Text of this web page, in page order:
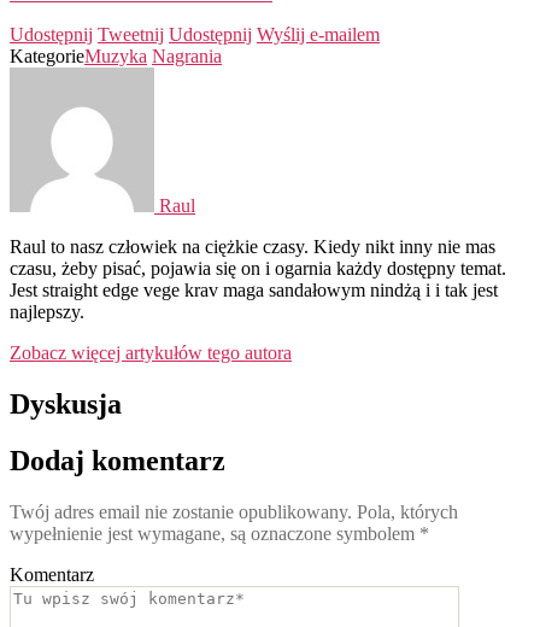
Udostępnij Tweetnij Udostępnij Wyślij e-mailem
KategorieMuzyka Nagrania
Raul
Raul to nasz człowiek na ciężkie czasy. Kiedy nikt inny nie mas
czasu, żeby pisać, pojawia się on i ogarnia każdy dostępny temat.
Jest straight edge vege krav maga sandałowym nindżą i i tak jest
najlepszy.
Zobacz więcej artykułów tego autora
Dyskusja
Dodaj komentarz
Twój adres email nie zostanie opublikowany. Pola, których
wypełnienie jest wymagane, są oznaczone symbolem *
Komentarz